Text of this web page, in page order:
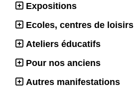
Expositions
Ecoles, centres de loisirs
Ateliers éducatifs
Pour nos anciens
Autres manifestations